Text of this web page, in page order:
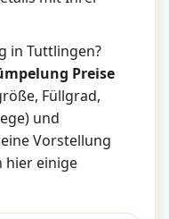
in Tuttlingen?
Preise
Füllgrad,
und
Vorstellung
hier einige